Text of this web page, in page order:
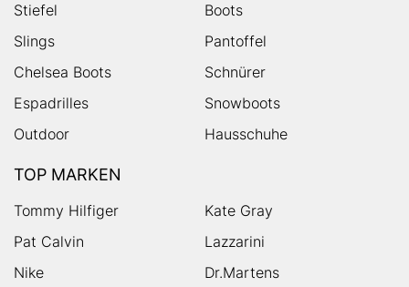
Stiefel
Boots
Slings
Pantoffel
Chelsea Boots
Schnürer
Espadrilles
Snowboots
Outdoor
Hausschuhe
TOP MARKEN
Tommy Hilfiger
Kate Gray
Pat Calvin
Lazzarini
Nike
Dr.Martens